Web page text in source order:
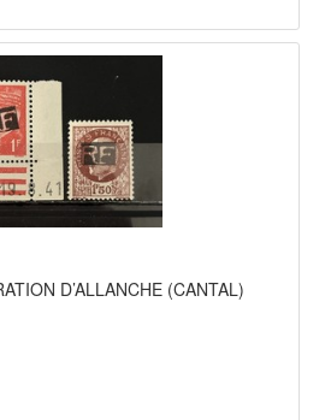
D’ALLANCHE (CANTAL)